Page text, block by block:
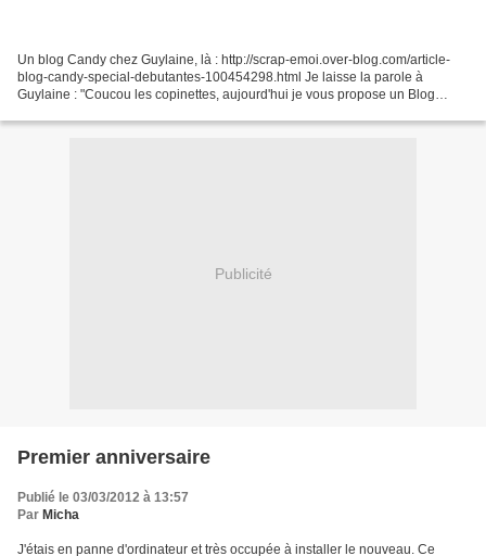
Un blog Candy chez Guylaine, là : http://scrap-emoi.over-blog.com/article-
blog-candy-special-debutantes-100454298.html Je laisse la parole à
Guylaine : "Coucou les copinettes, aujourd'hui je vous propose un Blog
Publicité
Premier anniversaire
Publié le 03/03/2012 à 13:57
Par Micha
J'étais en panne d'ordinateur et très occupée à installer le nouveau. Ce